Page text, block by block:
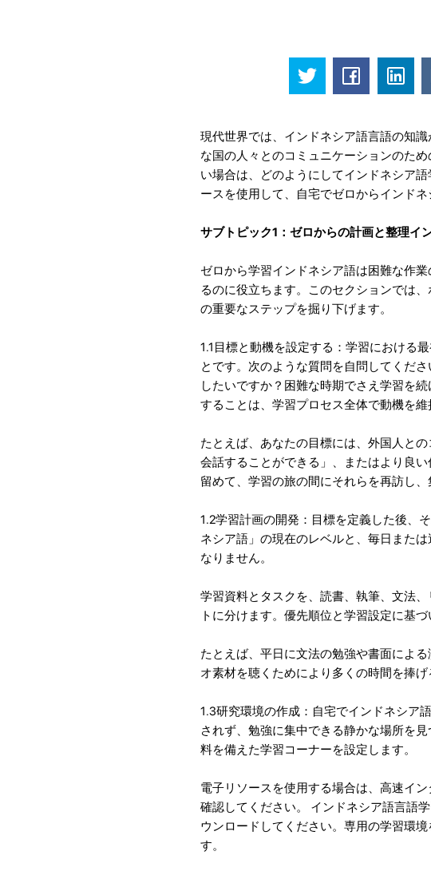
現代世界では、インドネシア語言語の知
な国の人々とのコミュニケーションのた
い場合は、どのようにしてインドネシア
ースを使用して、自宅でゼロからインドネ
サブトピック1：ゼロからの計画と整理イ
ゼロから学習インドネシア語は困難な作
るのに役立ちます。このセクションでは
の重要なステップを掘り下げます。
1.1目標と動機を設定する：学習における
とです。次のような質問を自問してくだ
したいですか？困難な時期でさえ学習を
することは、学習プロセス全体で動機を維
たとえば、あなたの目標には、外国人と
会話することができる」、またはより良
留めて、学習の旅の間にそれらを再訪し、
1.2学習計画の開発：目標を定義した後、
ネシア語」の現在のレベルと、毎日また
なりません。
学習資料とタスクを、読書、執筆、文法
トに分けます。優先順位と学習設定に基
たとえば、平日に文法の勉強や書面によ
オ素材を聴くためにより多くの時間を捧げ
1.3研究環境の作成：自宅でインドネシア
されず、勉強に集中できる静かな場所を
料を備えた学習コーナーを設定します。
電子リソースを使用する場合は、高速イ
確認してください。 インドネシア語言語
ウンロードしてください。専用の学習環
す。